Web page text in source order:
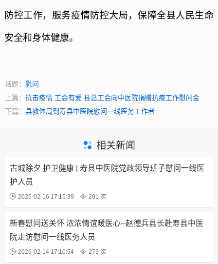
防控工作，服务疫情防控大局，保障全县人民生命
安全和身体健康。
话题： 慰问
上篇：
抗击疫情 工会有爱 县总工会向中医院捐赠抗疫工作慰问金
下篇： 县教体局到寿县中医院慰问一线医务工作者
相关新闻
古城除夕 护卫健康 | 寿县中医院党政领导班子慰问一线医
护人员
2026-02-16 17:15:39 201 次
新春慰问送关怀 浓浓情谊暖医心--赵德兵县长赴寿县中医
院走访慰问一线医务人员
2026-02-14 17:10:54 273 次